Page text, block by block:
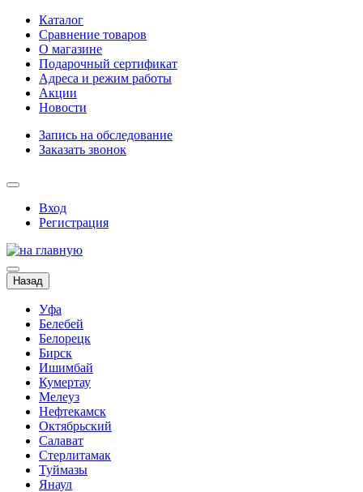
Каталог
Сравнение товаров
О магазине
Подарочный сертификат
Адреса и режим работы
Акции
Новости
Запись на обследование
Заказать звонок
Вход
Регистрация
Назад
Уфа
Белебей
Белорецк
Бирск
Ишимбай
Кумертау
Мелеуз
Нефтекамск
Октябрьский
Салават
Стерлитамак
Туймазы
Янаул